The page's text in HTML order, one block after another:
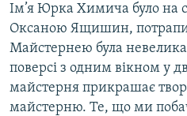
Ім’я Юрка Химича було на
Оксаною Ящишин,
Майстернею була
поверсі з одним вікном у
майстерня прикрашає
майстерню. Те, що ми